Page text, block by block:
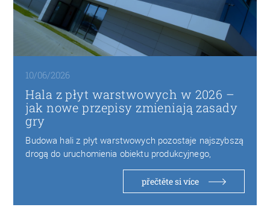
10/06/2026
Hala z płyt warstwowych w 2026 –
jak nowe przepisy zmieniają zasady
gry
Budowa hali z płyt warstwowych pozostaje najszybszą
drogą do uruchomienia obiektu produkcyjnego,
magazynowego czy logistycznego…
přečtěte si více